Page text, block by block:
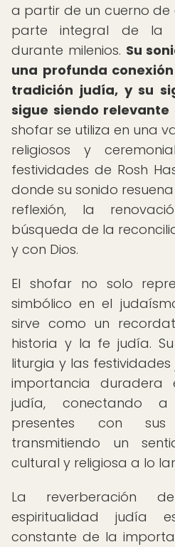
a partir de un cuerno de
parte integral de la
durante milenios. Su
una profunda
tradición judía, y su
sigue siendo
shofar se utiliza en una
religiosos y
festividades de Rosh
donde su sonido
reflexión, la
búsqueda de la
y con Dios.
El shofar no solo
simbólico en el
sirve como un
historia y la fe judía.
liturgia y las
importancia duradera
judía, conectando a
presentes con
transmitiendo un
cultural y religiosa a lo
La reverberación
espiritualidad judía
constante de la